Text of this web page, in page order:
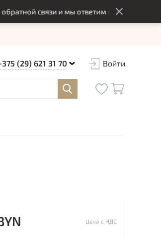
связи и мы ответим вам в оптимальный
(29) 621 31 70 Войти
Цена с НДС